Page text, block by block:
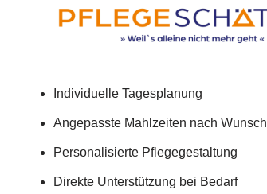
Individuelle Tagesplanung
Angepasste Mahlzeiten nach Wunsch
Personalisierte Pflegegestaltung
Direkte Unterstützung bei Bedarf